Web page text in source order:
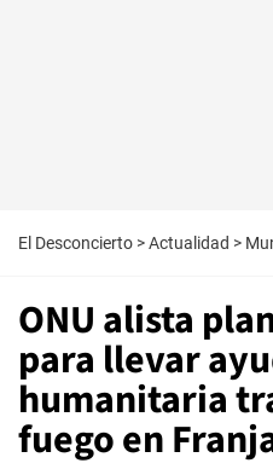
El Desconcierto >Actualidad >
ONU alista
para llevar
humanitaria
fuego en